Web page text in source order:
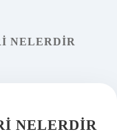
NELERDIR
NELERDIR